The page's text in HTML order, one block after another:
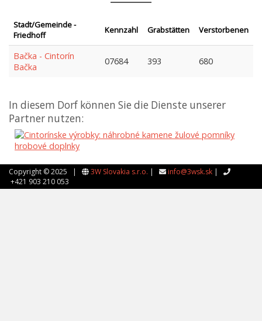
Stadt/Gemeinde -
Friedhoff
Kennzahl Grabstätten Verstorbenen
Bačka - Cintorín
Bačka
07684 393 680
In diesem Dorf können Sie die Dienste unserer
Partner nutzen:
Copyright © 2025 | 3W Slovakia s.r.o. | info@3wsk.sk |
+421 903 210 053